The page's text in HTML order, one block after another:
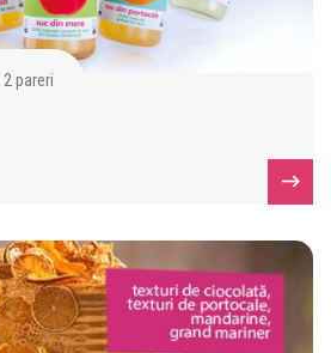
2 pareri